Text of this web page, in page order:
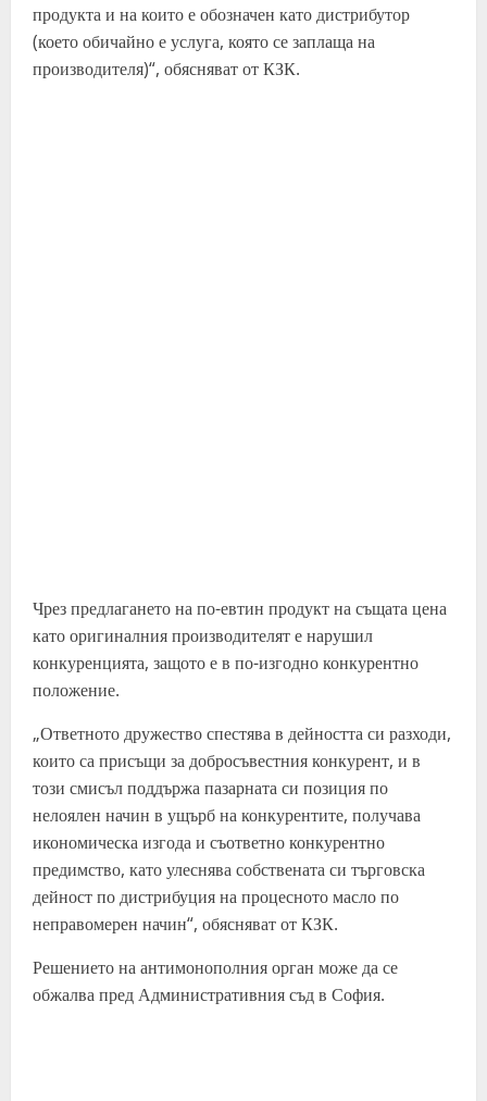
продукта и на които е обозначен като дистрибутор
(което обичайно е услуга, която се заплаща на
производителя)“, обясняват от КЗК.
Чрез предлагането на по-евтин продукт на същата цена
като оригиналния производителят е нарушил
конкуренцията, защото е в по-изгодно конкурентно
положение.
„Ответното дружество спестява в дейността си разходи,
които са присъщи за добросъвестния конкурент, и в
този смисъл поддържа пазарната си позиция по
нелоялен начин в ущърб на конкурентите, получава
икономическа изгода и съответно конкурентно
предимство, като улеснява собствената си търговска
дейност по дистрибуция на процесното масло по
неправомерен начин“, обясняват от КЗК.
Решението на антимонополния орган може да се
обжалва пред Административния съд в София.